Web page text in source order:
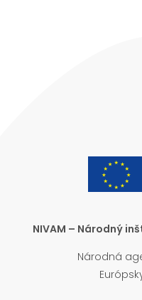
NIVAM – Národný
Národná